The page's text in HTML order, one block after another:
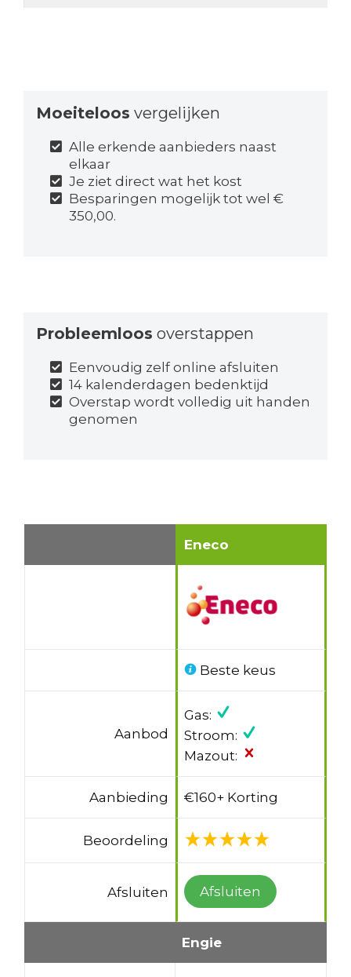
Moeiteloos vergelijken
Alle erkende aanbieders naast
elkaar
Je ziet direct wat het kost
Besparingen mogelijk tot wel €
350,00.
Probleemloos overstappen
Eenvoudig zelf online afsluiten
14 kalenderdagen bedenktijd
Overstap wordt volledig uit handen
genomen
Eneco
Beste keus
Aanbod
Gas:
Stroom:
Mazout:
Aanbieding €160+ Korting
Beoordeling
Afsluiten Afsluiten
Engie